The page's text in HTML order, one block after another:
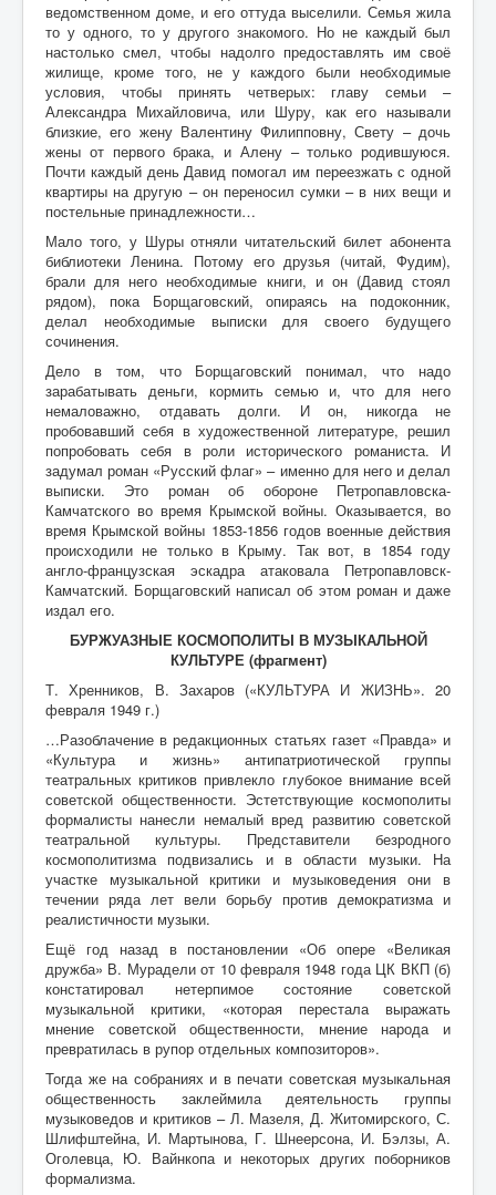
ведомственном доме, и его оттуда выселили. Семья жила
то у одного, то у другого знакомого. Но не каждый был
настолько смел, чтобы надолго предоставлять им своё
жилище, кроме того, не у каждого были необходимые
условия, чтобы принять четверых: главу семьи –
Александра Михайловича, или Шуру, как его называли
близкие, его жену Валентину Филипповну, Свету – дочь
жены от первого брака, и Алену – только родившуюся.
Почти каждый день Давид помогал им переезжать с одной
квартиры на другую – он переносил сумки – в них вещи и
постельные принадлежности…
Мало того, у Шуры отняли читательский билет абонента
библиотеки Ленина. Потому его друзья (читай, Фудим),
брали для него необходимые книги, и он (Давид стоял
рядом), пока Борщаговский, опираясь на подоконник,
делал необходимые выписки для своего будущего
сочинения.
Дело в том, что Борщаговский понимал, что надо
зарабатывать деньги, кормить семью и, что для него
немаловажно, отдавать долги. И он, никогда не
пробовавший себя в художественной литературе, решил
попробовать себя в роли исторического романиста. И
задумал роман «Русский флаг» – именно для него и делал
выписки. Это роман об обороне Петропавловска-
Камчатского во время Крымской войны. Оказывается, во
время Крымской войны 1853-1856 годов военные действия
происходили не только в Крыму. Так вот, в 1854 году
англо-французская эскадра атаковала Петропавловск-
Камчатский. Борщаговский написал об этом роман и даже
издал его.
БУРЖУАЗНЫЕ КОСМОПОЛИТЫ В МУЗЫКАЛЬНОЙ
КУЛЬТУРЕ (фрагмент)
Т. Хренников, В. Захаров («КУЛЬТУРА И ЖИЗНЬ». 20
февраля 1949 г.)
…Разоблачение в редакционных статьях газет «Правда» и
«Культура и жизнь» антипатриотической группы
театральных критиков привлекло глубокое внимание всей
советской общественности. Эстетствующие космополиты
формалисты нанесли немалый вред развитию советской
театральной культуры. Представители безродного
космополитизма подвизались и в области музыки. На
участке музыкальной критики и музыковедения они в
течении ряда лет вели борьбу против демократизма и
реалистичности музыки.
Ещё год назад в постановлении «Об опере «Великая
дружба» В. Мурадели от 10 февраля 1948 года ЦК ВКП (б)
констатировал нетерпимое состояние советской
музыкальной критики, «которая перестала выражать
мнение советской общественности, мнение народа и
превратилась в рупор отдельных композиторов».
Тогда же на собраниях и в печати советская музыкальная
общественность заклеймила деятельность группы
музыковедов и критиков – Л. Мазеля, Д. Житомирского, С.
Шлифштейна, И. Мартынова, Г. Шнеерсона, И. Бэлзы, А.
Оголевца, Ю. Вайнкопа и некоторых других поборников
формализма.